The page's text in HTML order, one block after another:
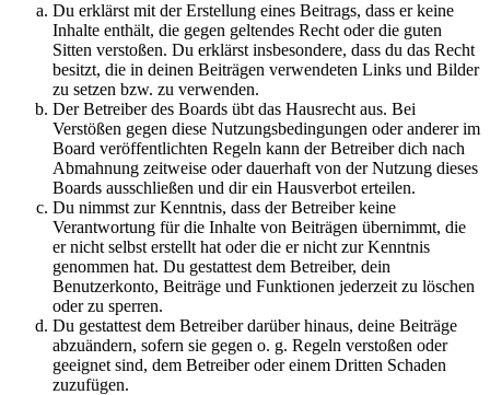
Du erklärst mit der Erstellung eines Beitrags, dass er keine
Inhalte enthält, die gegen geltendes Recht oder die guten
Sitten verstoßen. Du erklärst insbesondere, dass du das Recht
besitzt, die in deinen Beiträgen verwendeten Links und Bilder
zu setzen bzw. zu verwenden.
Der Betreiber des Boards übt das Hausrecht aus. Bei
Verstößen gegen diese Nutzungsbedingungen oder anderer im
Board veröffentlichten Regeln kann der Betreiber dich nach
Abmahnung zeitweise oder dauerhaft von der Nutzung dieses
Boards ausschließen und dir ein Hausverbot erteilen.
Du nimmst zur Kenntnis, dass der Betreiber keine
Verantwortung für die Inhalte von Beiträgen übernimmt, die
er nicht selbst erstellt hat oder die er nicht zur Kenntnis
genommen hat. Du gestattest dem Betreiber, dein
Benutzerkonto, Beiträge und Funktionen jederzeit zu löschen
oder zu sperren.
Du gestattest dem Betreiber darüber hinaus, deine Beiträge
abzuändern, sofern sie gegen o. g. Regeln verstoßen oder
geeignet sind, dem Betreiber oder einem Dritten Schaden
zuzufügen.